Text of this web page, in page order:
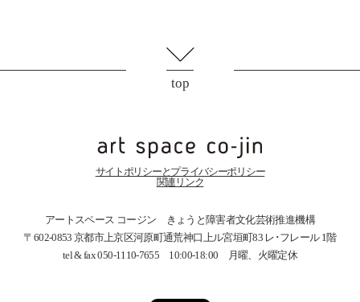
top
サイトポリシーとプライバシーポリシー
関連リンク
アートスペース コージン きょうと障害者文化芸術推進機構
〒602-0853 京都市上京区河原町通荒神口上ル宮垣町83 レ･フレール 1階
tel & fax 050-1110-7655 10:00-18:00 月曜、火曜定休